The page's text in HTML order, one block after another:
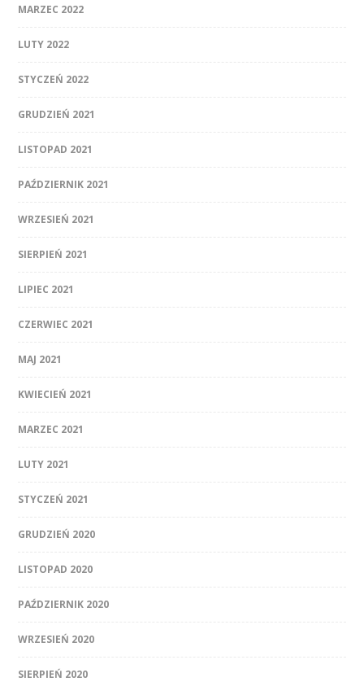
MARZEC 2022
LUTY 2022
STYCZEŃ 2022
GRUDZIEŃ 2021
LISTOPAD 2021
PAŹDZIERNIK 2021
WRZESIEŃ 2021
SIERPIEŃ 2021
LIPIEC 2021
CZERWIEC 2021
MAJ 2021
KWIECIEŃ 2021
MARZEC 2021
LUTY 2021
STYCZEŃ 2021
GRUDZIEŃ 2020
LISTOPAD 2020
PAŹDZIERNIK 2020
WRZESIEŃ 2020
SIERPIEŃ 2020